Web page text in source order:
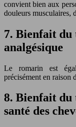
convient bien aux
douleurs musculaires,
7. Bienfait du
analgésique
Le romarin est
précisément en raison
8. Bienfait
santé des